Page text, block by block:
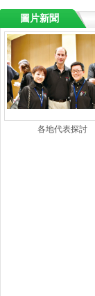
菜单名称
圖片新聞
各地代表探討